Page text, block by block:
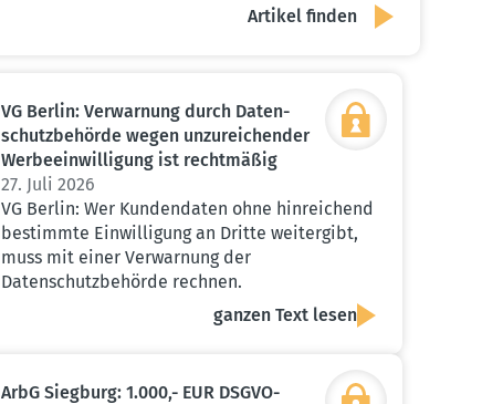
VG Berlin: Verwarnung durch Daten­
schutz­be­hörde wegen unzurei­chender
Werbe­ein­wil­ligung ist recht­mäßig
27. Juli 2026
VG Berlin: Wer Kundendaten ohne hinreichend
bestimmte Einwilligung an Dritte weitergibt,
muss mit einer Verwarnung der
Datenschutzbehörde rechnen.
ganzen Text lesen
ArbG Siegburg: 1.000,- EUR DSGVO-